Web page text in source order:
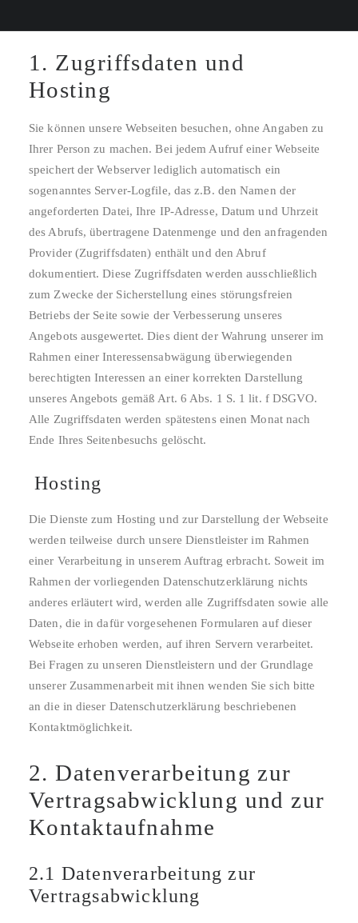
1. Zugriffsdaten und
Hosting
Sie können unsere Webseiten besuchen, ohne Angaben zu
Ihrer Person zu machen. Bei jedem Aufruf einer Webseite
speichert der Webserver lediglich automatisch ein
sogenanntes Server-Logfile, das z.B. den Namen der
angeforderten Datei, Ihre IP-Adresse, Datum und Uhrzeit
des Abrufs, übertragene Datenmenge und den anfragenden
Provider (Zugriffsdaten) enthält und den Abruf
dokumentiert. Diese Zugriffsdaten werden ausschließlich
zum Zwecke der Sicherstellung eines störungsfreien
Betriebs der Seite sowie der Verbesserung unseres
Angebots ausgewertet. Dies dient der Wahrung unserer im
Rahmen einer Interessensabwägung überwiegenden
berechtigten Interessen an einer korrekten Darstellung
unseres Angebots gemäß Art. 6 Abs. 1 S. 1 lit. f DSGVO.
Alle Zugriffsdaten werden spätestens einen Monat nach
Ende Ihres Seitenbesuchs gelöscht.
Hosting
Die Dienste zum Hosting und zur Darstellung der Webseite
werden teilweise durch unsere Dienstleister im Rahmen
einer Verarbeitung in unserem Auftrag erbracht. Soweit im
Rahmen der vorliegenden Datenschutzerklärung nichts
anderes erläutert wird, werden alle Zugriffsdaten sowie alle
Daten, die in dafür vorgesehenen Formularen auf dieser
Webseite erhoben werden, auf ihren Servern verarbeitet.
Bei Fragen zu unseren Dienstleistern und der Grundlage
unserer Zusammenarbeit mit ihnen wenden Sie sich bitte
an die in dieser Datenschutzerklärung beschriebenen
Kontaktmöglichkeit.
2. Datenverarbeitung zur
Vertragsabwicklung und zur
Kontaktaufnahme
2.1 Datenverarbeitung zur
Vertragsabwicklung